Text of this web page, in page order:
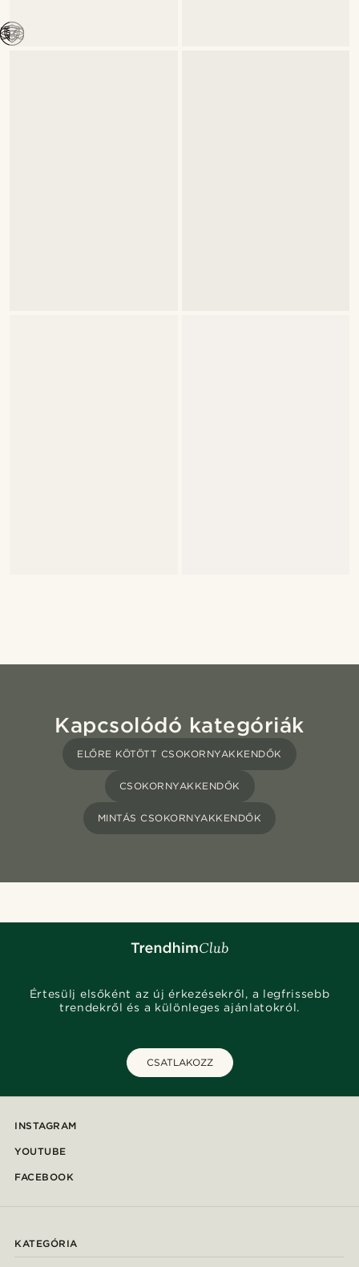
Kapcsolódó kategóriák
ELŐRE KÖTÖTT CSOKORNYAKKENDŐK
CSOKORNYAKKENDŐK
MINTÁS CSOKORNYAKKENDŐK
Értesülj elsőként az új érkezésekről, a legfrissebb
trendekről és a különleges ajánlatokról.
CSATLAKOZZ
INSTAGRAM
YOUTUBE
FACEBOOK
KATEGÓRIA